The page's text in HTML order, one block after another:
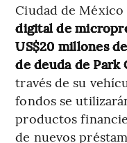
Ciudad de
digital de
US$20 millones
de deuda de Park
través de su
fondos se
productos
de nuevos